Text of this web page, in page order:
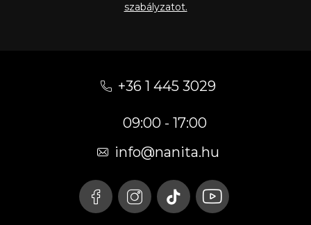
szabályzatot.
+36 1 445 3029
09:00 - 17:00
info@nanita.hu